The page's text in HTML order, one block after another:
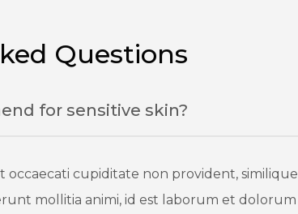
Questions
for sensitive skin?
occaecati cupiditate non provident, similique
mollitia animi, id est laborum et dolorum